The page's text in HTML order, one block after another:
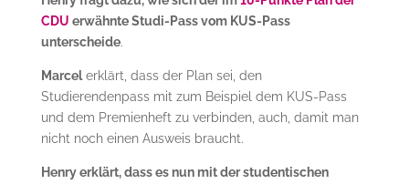
CDU erwähnte Studi-Pass vom KUS-Pass
unterscheide.
Marcelerklärt, dass der Plan sei, den
Studierendenpass mit zum Beispiel dem KUS-Pass
und dem Premienheft zu verbinden, auch, damit man
nicht noch einen Ausweis braucht.
Henry erklärt, dass es nun mit der studentischen